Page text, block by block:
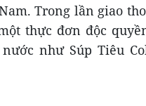
Trong lần giao
thực đơn độc
như Súp Tiêu